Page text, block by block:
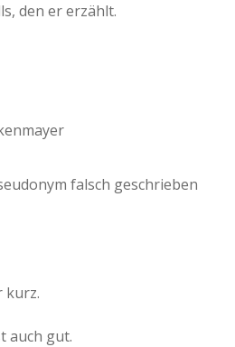
den er erzählt.
falsch geschrieben
kurz.
auch gut.